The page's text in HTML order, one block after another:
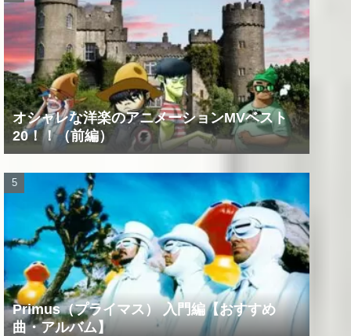
オシャレな洋楽のアニメーションMVベスト
20！！（前編）
Primus（プライマス） 入門編【おすすめ
曲・アルバム】